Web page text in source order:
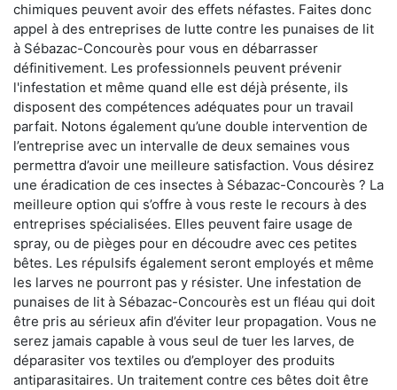
chimiques peuvent avoir des effets néfastes. Faites donc
appel à des entreprises de lutte contre les punaises de lit
à Sébazac-Concourès pour vous en débarrasser
définitivement. Les professionnels peuvent prévenir
l'infestation et même quand elle est déjà présente, ils
disposent des compétences adéquates pour un travail
parfait. Notons également qu’une double intervention de
l’entreprise avec un intervalle de deux semaines vous
permettra d’avoir une meilleure satisfaction. Vous désirez
une éradication de ces insectes à Sébazac-Concourès ? La
meilleure option qui s’offre à vous reste le recours à des
entreprises spécialisées. Elles peuvent faire usage de
spray, ou de pièges pour en découdre avec ces petites
bêtes. Les répulsifs également seront employés et même
les larves ne pourront pas y résister. Une infestation de
punaises de lit à Sébazac-Concourès est un fléau qui doit
être pris au sérieux afin d’éviter leur propagation. Vous ne
serez jamais capable à vous seul de tuer les larves, de
déparasiter vos textiles ou d’employer des produits
antiparasitaires. Un traitement contre ces bêtes doit être